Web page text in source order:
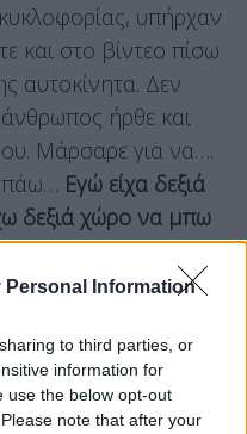
Personal Information
to third parties, or
information for
use the below opt-out
note that after your
υπήρχαν
και στο βίντεο πίσω
αυτοκίνητα. Δεν
ήρθε και
Μάρσαρε για να….
πάω… Εγώ είχα δεξιά
δεξιά χώρο να μπω
αυτοκίνητα, για να
κάτι σύνηθες, αυτός
πενήντα
επίτηδες μπροστά
και… μάρσαρε, και